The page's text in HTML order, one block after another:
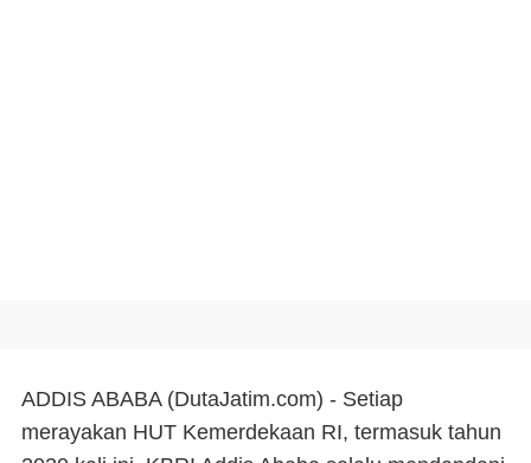
ADDIS ABABA (DutaJatim.com) - Setiap
merayakan HUT Kemerdekaan RI, termasuk tahun